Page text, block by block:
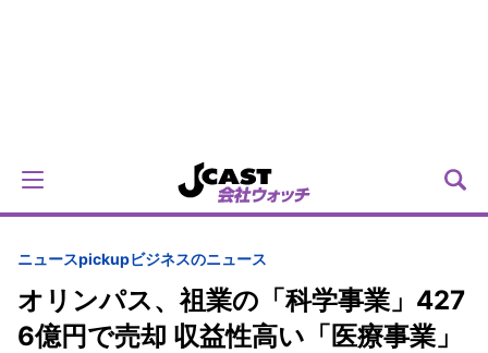
ニュースpickupビジネスのニュース
オリンパス、祖業の「科学事業」427
6億円で売却 収益性高い「医療事業」